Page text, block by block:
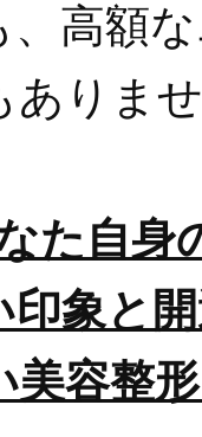
、高額
ありま
た自身
印象と
美容整